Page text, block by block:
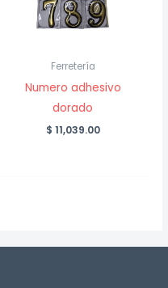
Ferretería
Numero adhesivo
dorado
$ 11,039.00